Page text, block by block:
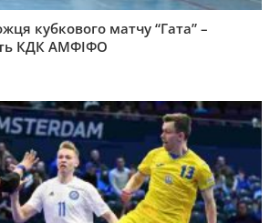
кубкового матчу “Гата” –
КДК АМФІФО